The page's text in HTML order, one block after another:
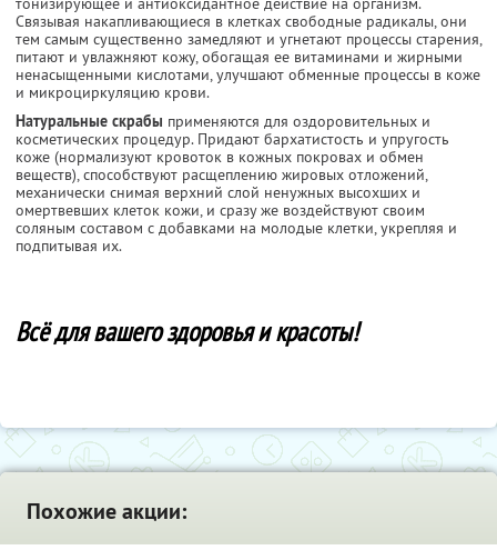
Связывая накапливающиеся в клетках свободные радикалы, они
тем самым существенно замедляют и угнетают процессы старения,
питают и увлажняют кожу, обогащая ее витаминами и жирными
ненасыщенными кислотами, улучшают обменные процессы в коже
и микроциркуляцию крови.
Натуральные скрабы применяются для оздоровительных и
косметических процедур. Придают бархатистость и упругость
коже (нормализуют кровоток в кожных покровах и обмен
веществ), способствуют расщеплению жировых отложений,
механически снимая верхний слой ненужных высохших и
омертвевших клеток кожи, и сразу же воздействуют своим
соляным составом с добавками на молодые клетки, укрепляя и
подпитывая их.
Всё для вашего здоровья и красоты!
Похожие акции: